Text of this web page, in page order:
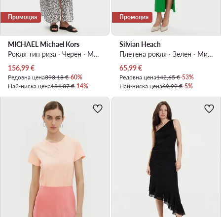
Промоция
MICHAEL Michael Kors
Рокля тип риза · Черен · Макси
Актуална цена
156,99€
Редовна цена393,18 €-60%
Най-ниска цена184,07 €-14%
Промоция
Silvian Heach
Плетена рокля · Зелен · Миди
Актуална цена
65,99€
Редовна цена142,65 €-53%
Най-ниска цена69,99 €-5%